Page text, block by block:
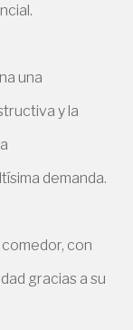
una
y la
demanda.
con
gracias a su